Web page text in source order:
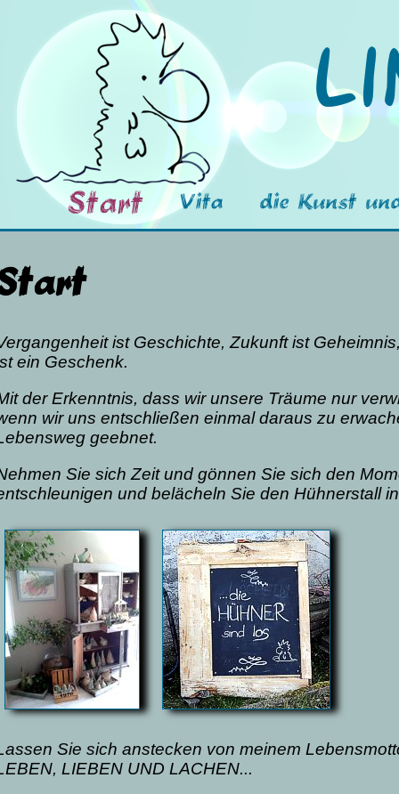
Start Vita die Kunst
ist Geschichte, Zukunft ist
ein Geschenk.
der Erkenntnis, dass wir unsere Träume nur
wir uns entschließen einmal daraus zu
geebnet.
Sie sich Zeit und gönnen Sie sich den
und belächeln Sie den Hühnerstall
Sie sich anstecken von meinem
LIEBEN UND LACHEN...